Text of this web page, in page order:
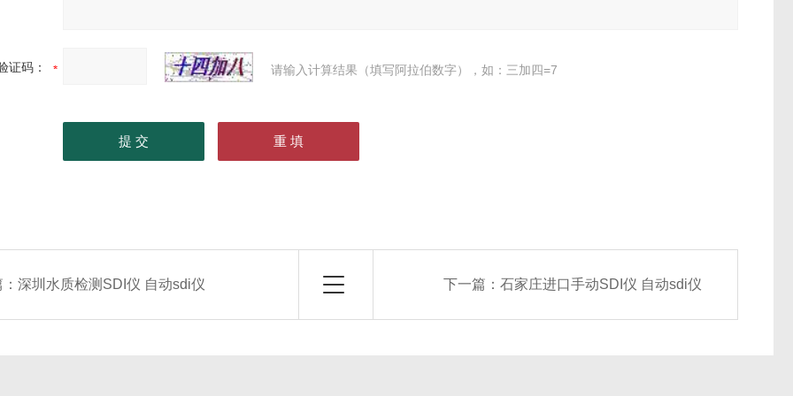
证码： 请输入计算结果（填写阿拉伯数字），如：三加四=7
：深圳水质检测SDI仪 自动sdi仪 下一篇： 石家庄进口手动SDI仪 自动sdi仪